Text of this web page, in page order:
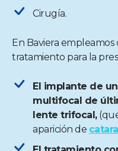
Cirugía.
En Baviera
tratamiento para la
El implante de
multifocal de
lente trifocal,
aparición de